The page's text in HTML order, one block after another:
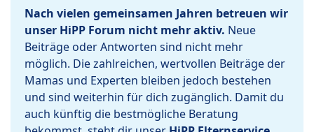
Nach vielen gemeinsamen Jahren betreuen wir
unser HiPP Forum nicht mehr aktiv. Neue
Beiträge oder Antworten sind nicht mehr
möglich. Die zahlreichen, wertvollen Beiträge der
Mamas und Experten bleiben jedoch bestehen
und sind weiterhin für dich zugänglich. Damit du
auch künftig die bestmögliche Beratung